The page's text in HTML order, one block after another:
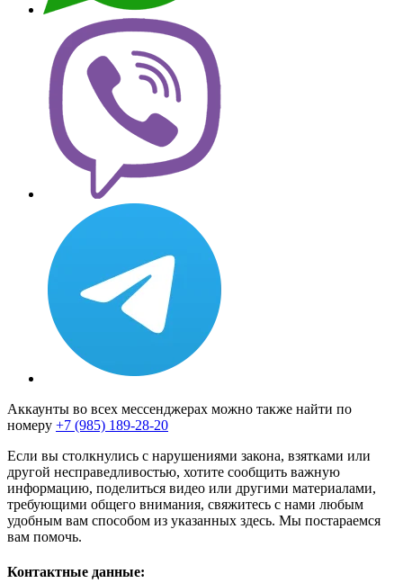
Аккаунты во всех мессенджерах можно также найти по
номеру +7 (985) 189-28-20
Если вы столкнулись с нарушениями закона, взятками или
другой несправедливостью, хотите сообщить важную
информацию, поделиться видео или другими материалами,
требующими общего внимания, свяжитесь с нами любым
удобным вам способом из указанных здесь. Мы постараемся
вам помочь.
Контактные данные: